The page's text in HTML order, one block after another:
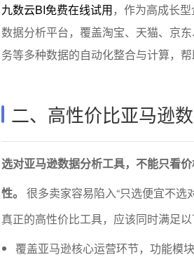
九数云BI免费在线试用，作为高成长
数据分析平台，覆盖淘宝、天猫、京
务等多种数据的自动化整合与计算，
二、高性价比亚马逊
选对亚马逊数据分析工具，不能只看
性。
很多卖家容易陷入“只选便宜不选
真正的高性价比工具，应该同时满足以
覆盖亚马逊核心运营环节，功能模